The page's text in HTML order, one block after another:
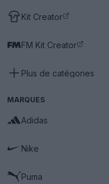
Kit Creator
FM Kit Creator
Plus de catégories
MARQUES
Adidas
Nike
Puma